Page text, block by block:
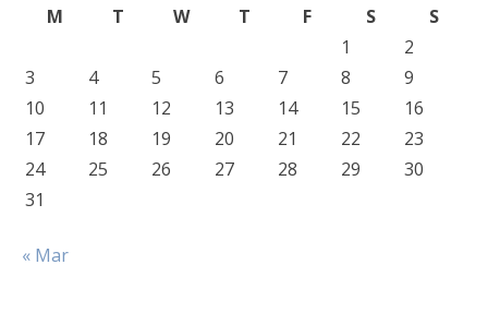
M
T W T F S
S
1
2
3
4 5 6 7 8
9
10
11 12 13 14 15
16
17
18 19 20 21 22
23
24
25 26 27 28 29
30
31
« Mar